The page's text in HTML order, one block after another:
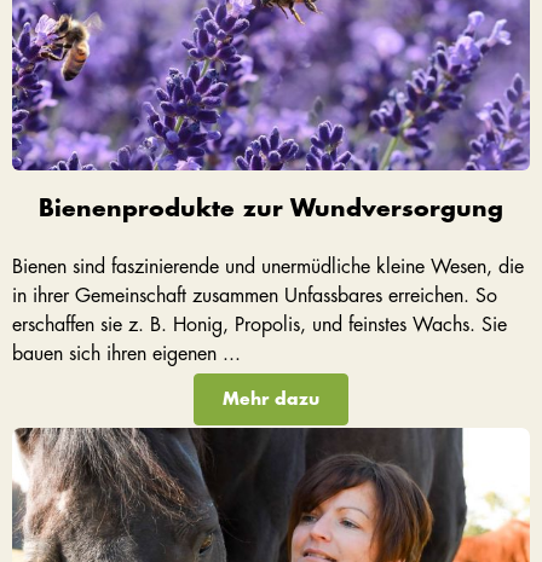
Bienenprodukte zur Wundversorgung
Bienen sind faszinierende und unermüdliche kleine Wesen, die
in ihrer Gemeinschaft zusammen Unfassbares erreichen. So
erschaffen sie z. B. Honig, Propolis, und feinstes Wachs. Sie
bauen sich ihren eigenen ...
Mehr dazu